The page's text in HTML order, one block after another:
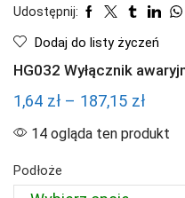
Udostępnij:
Dodaj do listy życzeń
HG032 Wyłącznik
1,64 zł – 187,15 złZakres
cen:
14 ogląda ten produkt
Podłoże